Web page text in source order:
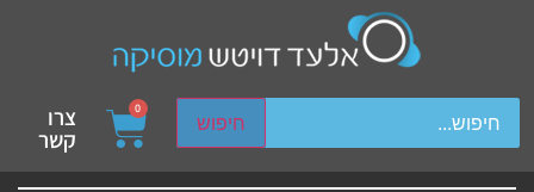
חיפוש
device users, explore by touch or with swipe gestures.
0 צרו
קשר